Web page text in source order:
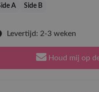
A Side B
Levertijd: 2-3 weken
Houd mij op